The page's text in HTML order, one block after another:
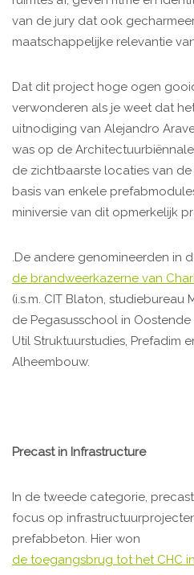
van de jury dat ook
maatschappelijke relevantie
Dat dit project hoge ogen
verwonderen als je weet dat
uitnodiging van Alejandro
was op de
de zichtbaarste locaties van
basis van enkele
miniversie van dit opmerkelijk
.De andere genomineerden in
de brandweerkazerne van
(i.s.m. CIT Blaton, studiebureau
de Pegasusschool in Oostende
Util Struktuurstudies, Prefadim
Alheembouw.
Precast in Infrastructure
In de tweede categorie,
focus op
prefabbeton. Hier won
de toegangsbrug tot het CHC